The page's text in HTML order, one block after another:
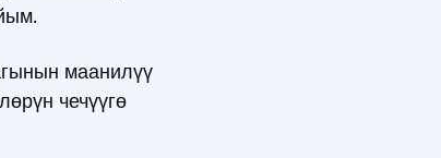
маанилүү
чечүүгө